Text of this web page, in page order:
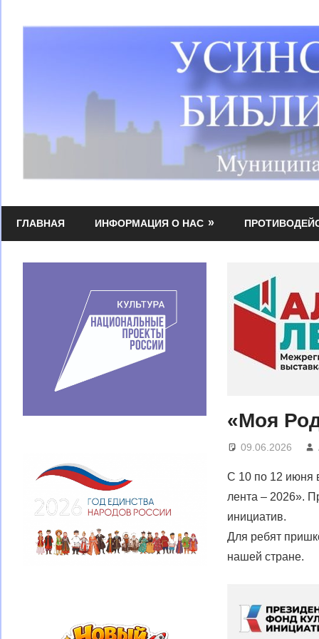
МБУК
УЦБС
библиотечная
ГЛАВНАЯ ИНФОРМАЦИЯ О НАС
«Моя
09.06.2026
С 10 по 12 июня
лента – 2026».
инициатив.
Для ребят
нашей стране.